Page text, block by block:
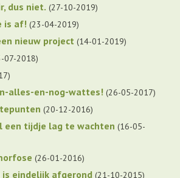
dus niet. 27-10-2019
is af! 23-04-2019
nieuw project 14-01-2019
07-2018
alles-en-nog-wattes! 26-05-2017
20-12-2016
een tijdje lag te wachten 16-05-
26-01-2016
eindelijk afgerond 21-10-2015